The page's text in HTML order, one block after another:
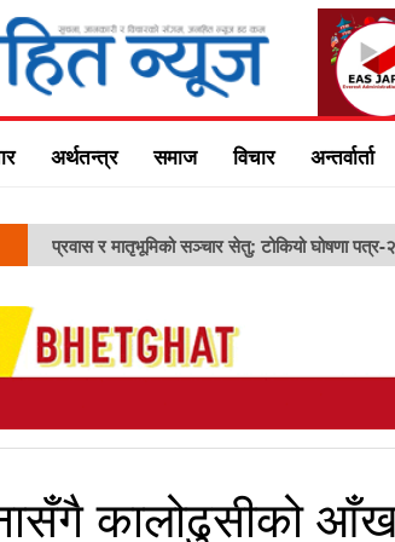
अर्थतन्त्र समाज विचार अन्तर्वार्ता
प्रवास र मातृभूमिको सञ्चार सेतु: टोकियो घोषणा
कालोढुसीको